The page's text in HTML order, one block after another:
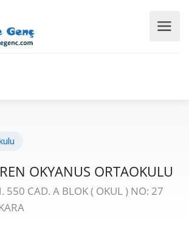
OKYANUS ORTAOKULU
550 CAD. A BLOK ( OKUL ) NO: 27